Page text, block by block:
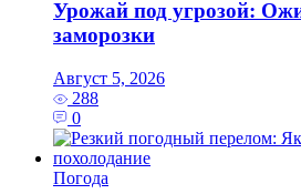
Урожай под угрозой:
заморозки
Август 5, 2026
288
0
Погода